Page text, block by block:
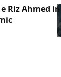
Riz Ahmed in